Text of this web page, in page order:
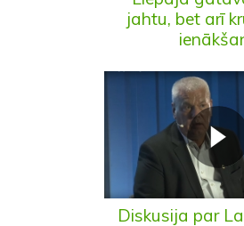
jahtu, bet arī
Diskusija par